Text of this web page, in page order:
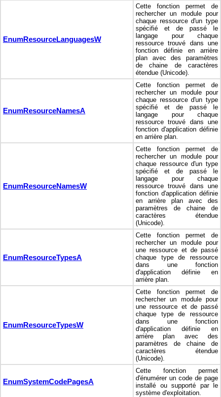
EnumResourceLanguagesW
Cette fonction permet de
rechercher un module pour
chaque ressource d'un type
spécifié et de passé le
langage pour chaque
ressource trouvé dans une
fonction définie en arrière
plan avec des paramètres
de chaine de caractères
étendue (Unicode).
EnumResourceNamesA
Cette fonction permet de
rechercher un module pour
chaque ressource d'un type
spécifié et de passé le
langage pour chaque
ressource trouvé dans une
fonction d'application définie
en arrière plan.
EnumResourceNamesW
Cette fonction permet de
rechercher un module pour
chaque ressource d'un type
spécifié et de passé le
langage pour chaque
ressource trouvé dans une
fonction d'application définie
en arrière plan avec des
paramètres de chaine de
caractères étendue
(Unicode).
EnumResourceTypesA
Cette fonction permet de
rechercher un module pour
une ressource et de passé
chaque type de ressource
dans une fonction
d'application définie en
arrière plan.
EnumResourceTypesW
Cette fonction permet de
rechercher un module pour
une ressource et de passé
chaque type de ressource
dans une fonction
d'application définie en
arrière plan avec des
paramètres de chaine de
caractères étendue
(Unicode).
EnumSystemCodePagesA
Cette fonction permet
d'énumérer un code de page
installé ou supporté par le
système d'exploitation.